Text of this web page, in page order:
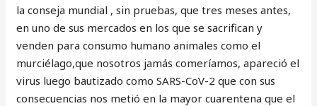
la conseja mundial , sin pruebas, que tres meses antes,
en uno de sus mercados en los que se sacrifican y
venden para consumo humano animales como el
murciélago,que nosotros jamás comeríamos, apareció el
virus luego bautizado como SARS-CoV-2 que con sus
consecuencias nos metió en la mayor cuarentena que el